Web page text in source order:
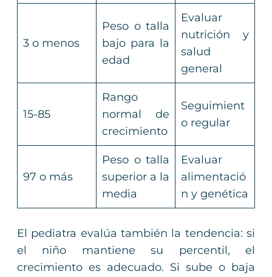
3 o menos
Peso o talla
bajo para la
edad
Evaluar
nutrición y
salud
general
15-85
Rango
normal de
crecimiento
Seguimient
o regular
97 o más
Peso o talla
superior a la
media
Evaluar
alimentació
n y genética
El pediatra evalúa también la tendencia: si
el niño mantiene su percentil, el
crecimiento es adecuado. Si sube o baja